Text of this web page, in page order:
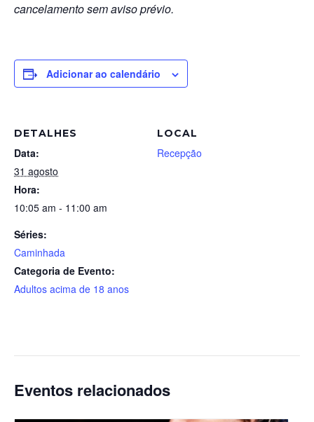
cancelamento sem aviso prévio.
Adicionar ao calendário
DETALHES
Data:
31 agosto
Hora:
10:05 am - 11:00 am
Séries:
Caminhada
Categoria de Evento:
Adultos acima de 18 anos
LOCAL
Recepção
Eventos relacionados